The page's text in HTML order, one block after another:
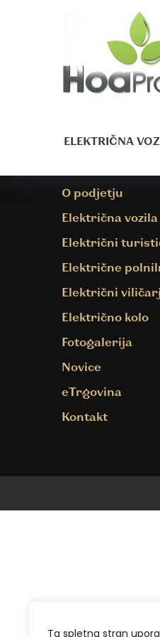
Ta spletna stran
ELEKTRIČNA
O podjetju
Električna vozila
Električni
Električne
Električni
Električno kolo
Fotogalerija
Novice
eTrgovina
Kontakt